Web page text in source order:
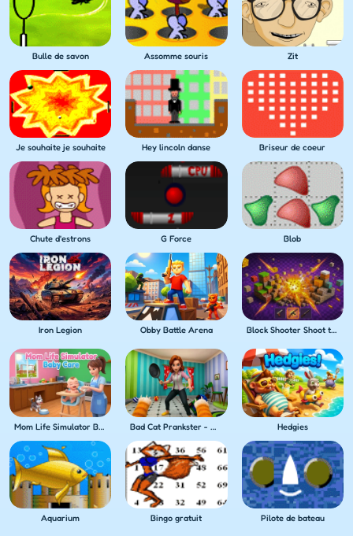
Bulle de savon Assomme souris Zit
Je souhaite je souhaite Hey lincoln danse Briseur de coeur
Chute d'estrons G Force Blob
Iron Legion Obby Battle Arena Block Shooter Shoot the Blocks!
Mom Life Simulator Baby Care Bad Cat Prankster - Mom's Return Hedgies
Aquarium Bingo gratuit Pilote de bateau